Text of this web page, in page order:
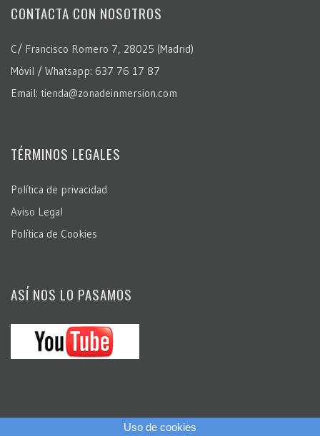
CONTACTA CON NOSOTROS
C/ Francisco Romero 7, 28025 (Madrid)
Móvil / Whatsapp: 637 76 17 87
Email: tienda@zonadeinmersion.com
TÉRMINOS LEGALES
Política de privacidad
Aviso Legal
Política de Cookies
ASÍ NOS LO PASAMOS
Uso de cookies